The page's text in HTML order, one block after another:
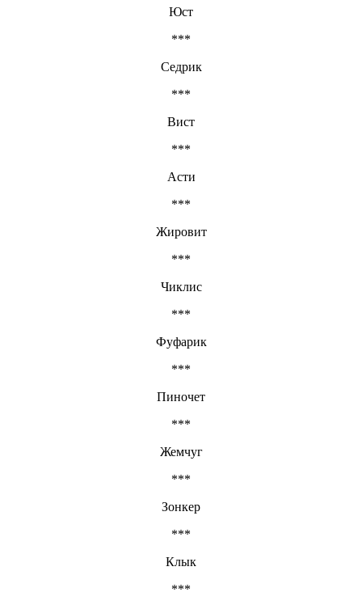
Юст
***
Седрик
***
Вист
***
Асти
***
Жировит
***
Чиклис
***
Фуфарик
***
Пиночет
***
Жемчуг
***
Зонкер
***
Клык
***